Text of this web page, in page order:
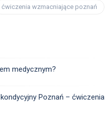
ćwiczenia wzmacniające poznań
medycznym?
Poznań – ćwiczenia